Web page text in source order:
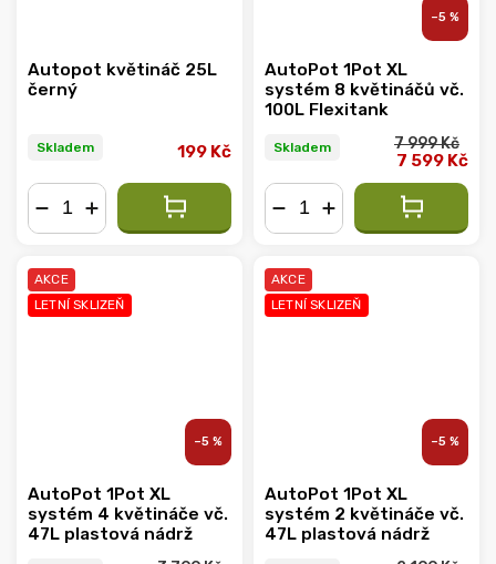
Autopot květináč 25L
černý
Skladem 199 Kč
–5 %
AutoPot 1Pot XL
systém 8 květináčů vč.
100L Flexitank
Skladem 7 999 Kč
7 599 Kč
AKCE
LETNÍ SKLIZEŇ
–5 %
AutoPot 1Pot XL
systém 4 květináče vč.
47L plastová nádrž
AKCE
LETNÍ SKLIZEŇ
–5 %
AutoPot 1Pot XL
systém 2 květináče vč.
47L plastová nádrž